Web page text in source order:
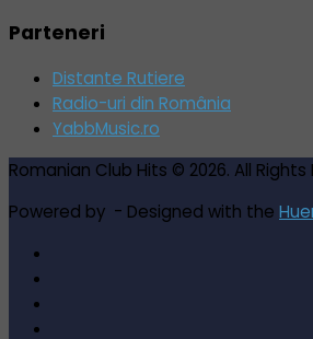
Parteneri
Distante Rutiere
Radio-uri din România
YabbMusic.ro
Romanian Club Hits © 2026. All Rights
Powered by - Designed with the